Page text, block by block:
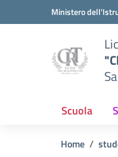
Vai ai contenuti
Vai al menu di navigazione
Ministero
Scuola
Home